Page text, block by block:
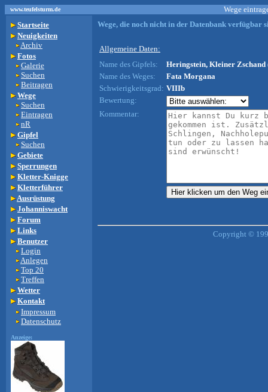
www.teufelsturm.de
Wege
Startseite
Neuigkeiten
Archiv
Fotos
Galerie
Suchen
Beitragen
Wege
Suchen
Eintragen
nR
Gipfel
Suchen
Gebiete
Sperrungen
Kletter-Knigge
Kletterführer
Ausrüstung
Johanniswacht
Forum
Links
Benutzer
Login
Anlegen
Top 20
Treffen
Wetter
Kontakt
Impressum
Datenschutz
Anzeige:
Wege, die noch nicht in der Datenbank verfügbar
Allgemeine Daten:
Name des Gipfels:
Heringstein, Kleiner Zschand
Name des Weges:
Fata Morgana
Schwierigkeitsgrad: VIIIb
Bewertung:
Kommentar:
Copyright ©